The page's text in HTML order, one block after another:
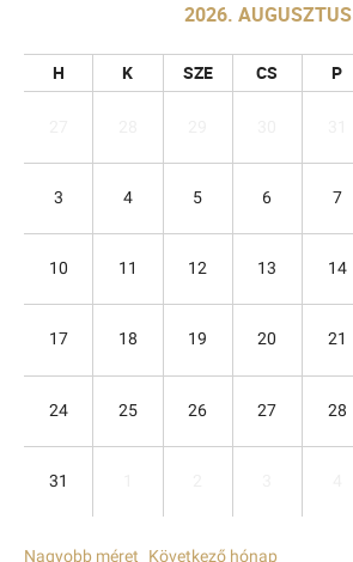
2026. AUGUSZTUS
H K SZE CS P
3 4 5 6 7
10 11 12 13 14
17 18 19 20 21
24 25 26 27 28
31
Nagyobb méret Következő hónap